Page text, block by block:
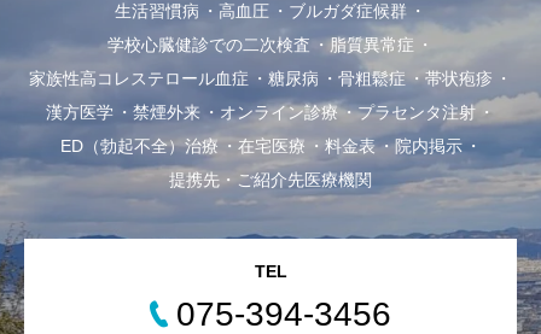
生活習慣病
高血圧
ブルガダ症候群
学校心臓健診での二次検査
脂質異常症
家族性高コレステロール血症
糖尿病 骨粗鬆症
帯状疱疹
漢方医学
禁煙外来 オンライン診療
プラセンタ注射
ED（勃起不全）治療
在宅医療 料金表
院内掲示
提携先・ご紹介先医療機関
TEL
075-394-3456